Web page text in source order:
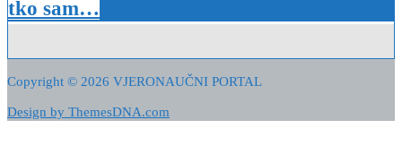
Copyright © 2026 VJERONAUČNI PORTAL